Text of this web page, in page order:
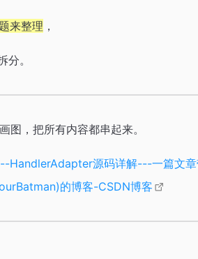
来整理 ，
。
，把所有内容都串起来。
HandlerAdapter源码详解---一篇文
的博客-CSDN博客